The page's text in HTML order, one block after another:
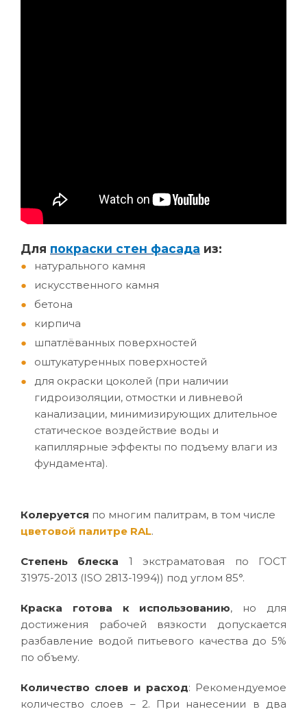
Для покраски стен фасада из:
натурального камня
искусственного камня
бетона
кирпича
шпатлёванных поверхностей
оштукатуренных поверхностей
для окраски цоколей (при наличии
гидроизоляции, отмостки и ливневой
канализации, минимизирующих длительное
статическое воздействие воды и
капиллярные эффекты по подъему влаги из
фундамента).
Колеруется по многим палитрам, в том числе
цветовой палитре RAL.
Степень блеска 1 экстраматовая по ГОСТ
31975-2013 (ISO 2813-1994)) под углом 85°.
Краска готова к использованию, но для
достижения рабочей вязкости допускается
разбавление водой питьевого качества до 5%
по объему.
Количество слоев и расход: Рекомендуемое
количество слоев – 2. При нанесении в два